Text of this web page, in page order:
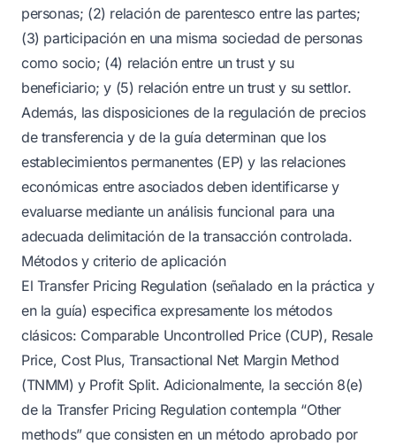
personas; (2) relación de parentesco entre las partes;
(3) participación en una misma sociedad de personas
como socio; (4) relación entre un trust y su
beneficiario; y (5) relación entre un trust y su settlor.
Además, las disposiciones de la regulación de precios
de transferencia y de la guía determinan que los
establecimientos permanentes (EP) y las relaciones
económicas entre asociados deben identificarse y
evaluarse mediante un análisis funcional para una
adecuada delimitación de la transacción controlada.
Métodos y criterio de aplicación
El Transfer Pricing Regulation (señalado en la práctica y
en la guía) especifica expresamente los métodos
clásicos: Comparable Uncontrolled Price (CUP), Resale
Price, Cost Plus, Transactional Net Margin Method
(TNMM) y Profit Split. Adicionalmente, la sección 8(e)
de la Transfer Pricing Regulation contempla “Other
methods” que consisten en un método aprobado por